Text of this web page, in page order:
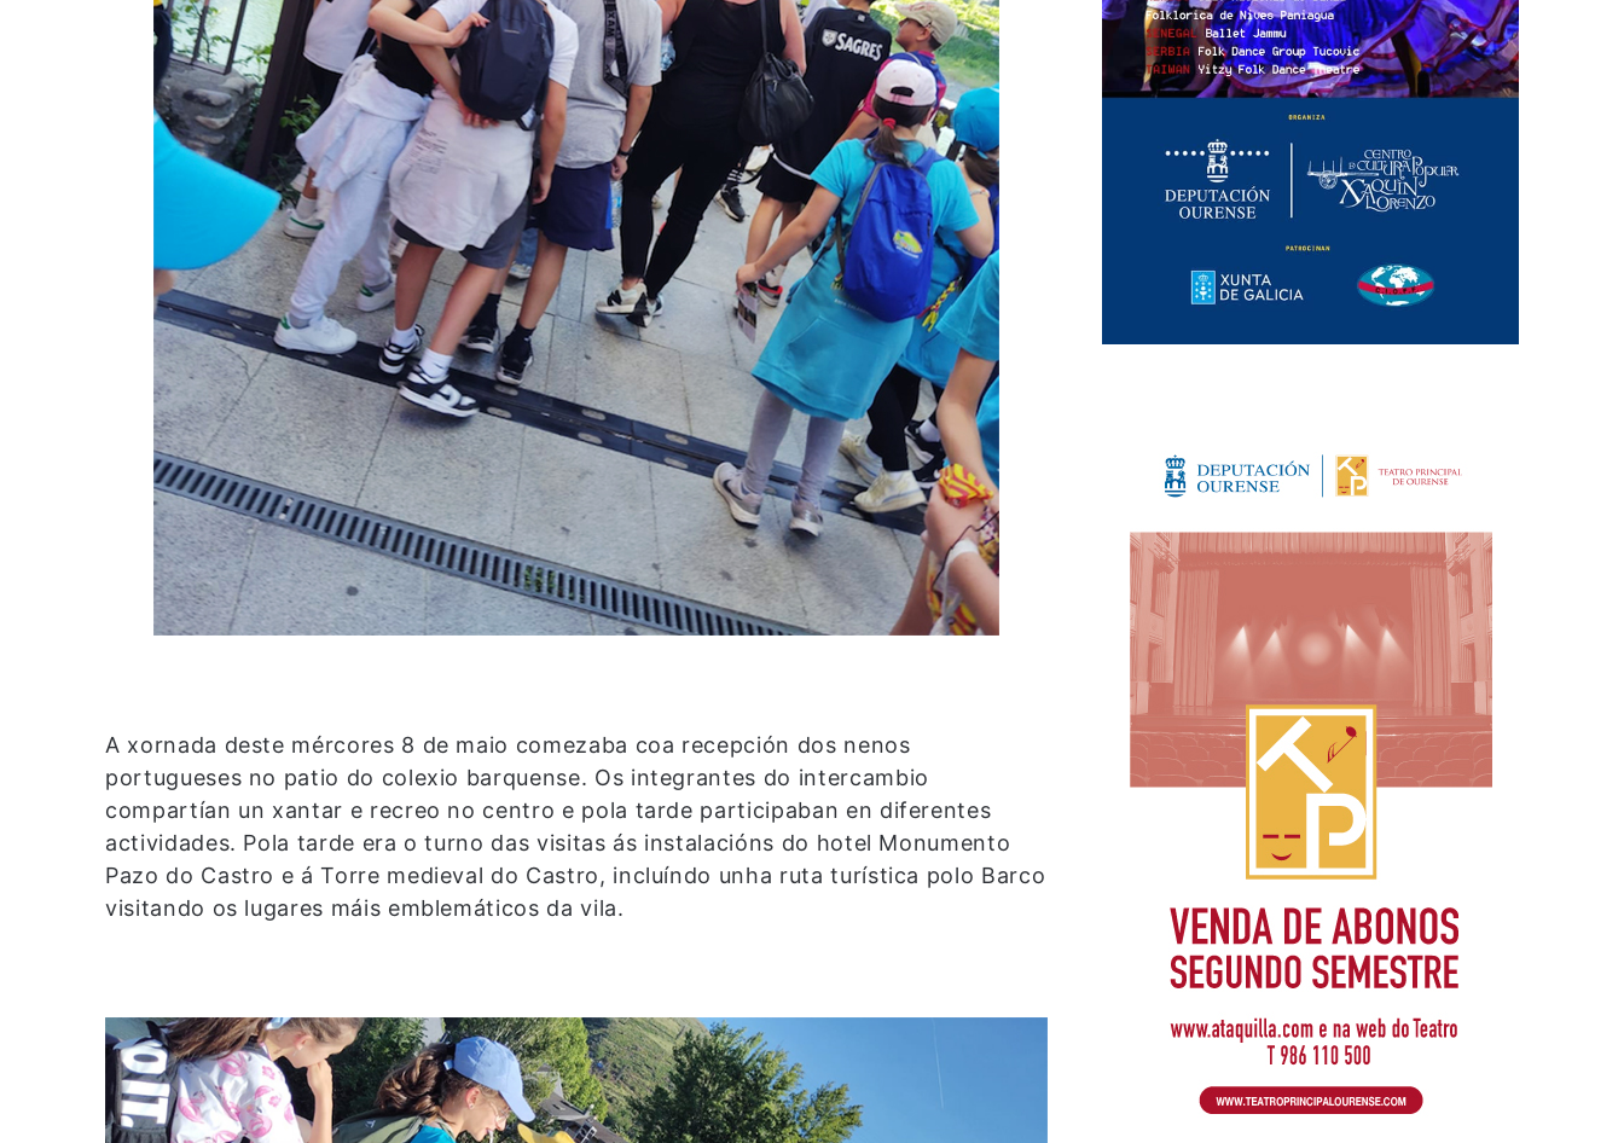
A xornada deste mércores 8 de maio comezaba coa recepción dos nenos
portugueses no patio do colexio barquense. Os integrantes do intercambio
compartían un xantar e recreo no centro e pola tarde participaban en diferentes
actividades. Pola tarde era o turno das visitas ás instalacións do hotel Monumento
Pazo do Castro e á Torre medieval do Castro, incluíndo unha ruta turística polo Barco
visitando os lugares máis emblemáticos da vila.